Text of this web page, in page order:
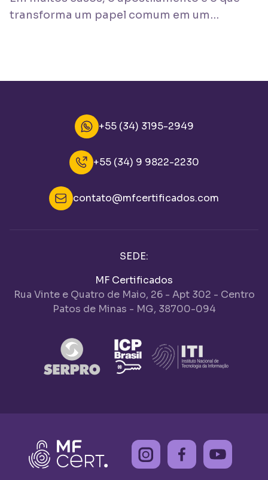
transforma um papel comum em um
+55 (34) 3195-2949
+55 (34) 9 9822-2230
contato@mfcertificados.com
SEDE:
MF Certificados
Rua Vinte e Quatro de Maio, 26 - Apt 302 - Centro
Patos de Minas - MG, 38700-094